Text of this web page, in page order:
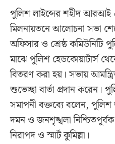
পুলিশ লাইন্সের শহীদ আরআই
মিলনায়তনে আলোচনা সভা
অফিসার ও শ্রেষ্ঠ কমিউনিটি
মাঝে পুলিশ হেডকোয়ার্টার্স
বিতরণ করা হয়। সভায়
শুভেচ্ছা বার্তা প্রদান করেন।
সমাপনী বক্তব্যে বলেন,
দমন ও জনশৃঙ্খলা
নিরাপদ ও স্মার্ট কুমিল্লা।